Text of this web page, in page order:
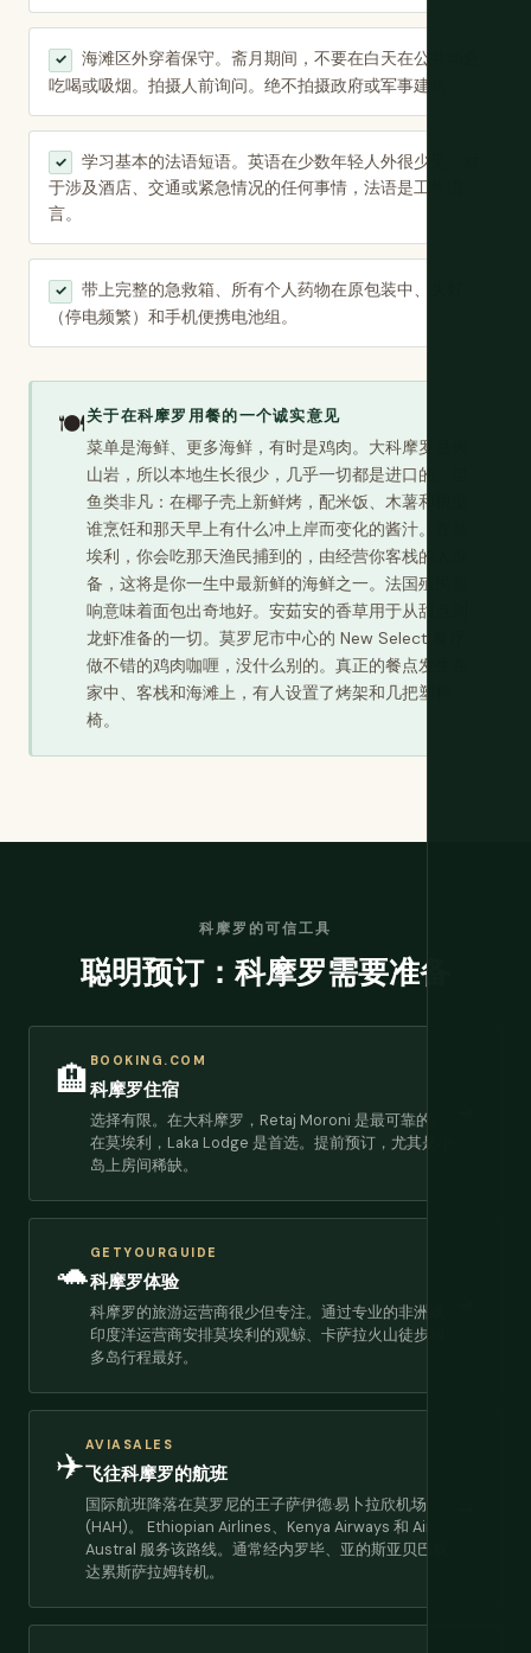
✓
海滩区外穿着保守。斋月期间，不要在白天在公共场合
吃喝或吸烟。拍摄人前询问。绝不拍摄政府或军事建筑。
✓
学习基本的法语短语。英语在少数年轻人外很少见。对
于涉及酒店、交通或紧急情况的任何事情，法语是工作语
言。
✓
带上完整的急救箱、所有个人药物在原包装中、头灯
（停电频繁）和手机便携电池组。
🍽️关于在科摩罗用餐的一个诚实意见
菜单是海鲜、更多海鲜，有时是鸡肉。大科摩罗是火
山岩，所以本地生长很少，几乎一切都是进口的。但
鱼类非凡：在椰子壳上新鲜烤，配米饭、木薯和根据
谁烹饪和那天早上有什么冲上岸而变化的酱汁。在莫
埃利，你会吃那天渔民捕到的，由经营你客栈的人准
备，这将是你一生中最新鲜的海鲜之一。法国殖民影
响意味着面包出奇地好。安茹安的香草用于从甜点到
龙虾准备的一切。莫罗尼市中心的 New Select 餐厅
做不错的鸡肉咖喱，没什么别的。真正的餐点发生在
家中、客栈和海滩上，有人设置了烤架和几把塑料
椅。
科摩罗的可信工具
聪明预订：科摩罗需要准备
🏨 BOOKING.COM
科摩罗住宿
选择有限。在大科摩罗，Retaj Moroni 是最可靠的。
在莫埃利，Laka Lodge 是首选。提前预订，尤其是小
岛上房间稀缺。
🐢 GETYOURGUIDE
科摩罗体验
科摩罗的旅游运营商很少但专注。通过专业的非洲或
印度洋运营商安排莫埃利的观鲸、卡萨拉火山徒步和
多岛行程最好。
✈️AVIASALES
飞往科摩罗的航班
国际航班降落在莫罗尼的王子萨伊德·易卜拉欣机场
(HAH)。 Ethiopian Airlines、Kenya Airways 和 Air
Austral 服务该路线。通常经内罗毕、亚的斯亚贝巴或
达累斯萨拉姆转机。